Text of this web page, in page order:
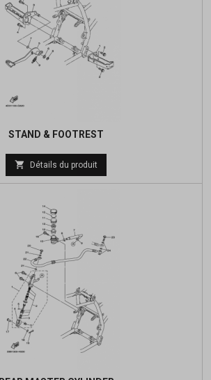
STAND & FOOTREST
Prix
de
 Détails du produit